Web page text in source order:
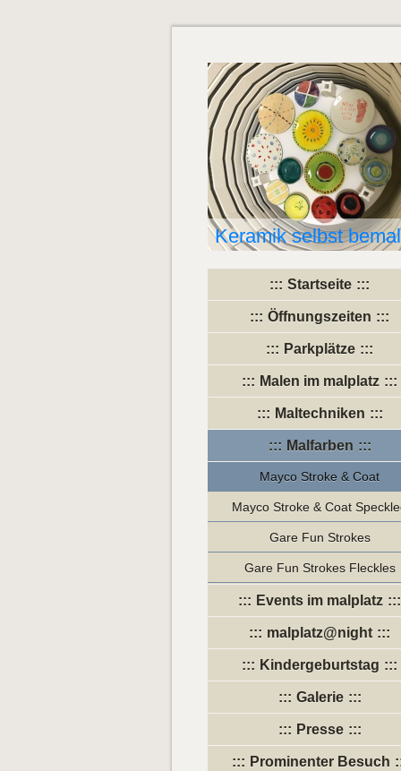
Keramik selbst
Startseite
Öffnungszeiten
Parkplätze
Malen im malplatz
Maltechniken
Malfarben
Mayco Stroke & Coat
Mayco Stroke & Coat
Gare Fun Strokes
Gare Fun Strokes Fleckles
Events im malplatz
malplatz@night
Kindergeburtstag
Galerie
Presse
Prominenter Besuch